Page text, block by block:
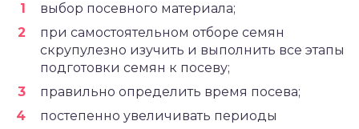
выбор посевного материала;
при самостоятельном отборе семян
скрупулезно изучить и выполнить все этапы
подготовки семян к посеву;
правильно определить время посева;
постепенно увеличивать периоды